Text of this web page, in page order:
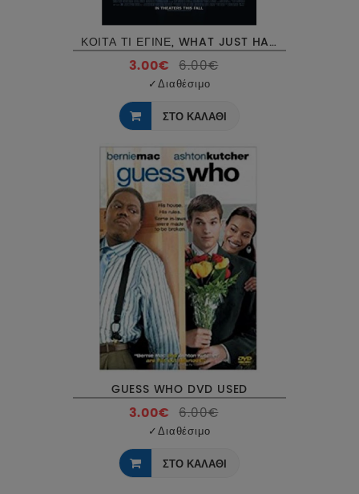
ΚΟΙΤΑ ΤΙ ΕΓΙΝΕ, WHAT JUST HAPPENED DVD USED
3.00€ 6.00€
✓Διαθέσιμο
ΣΤΟ ΚΑΛΑΘΙ
GUESS WHO DVD USED
3.00€ 6.00€
✓Διαθέσιμο
ΣΤΟ ΚΑΛΑΘΙ